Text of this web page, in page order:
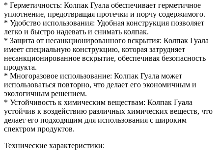
* Герметичность: Колпак Гуала обеспечивает герметичное
уплотнение, предотвращая протечки и порчу содержимого.
* Удобство использования: Удобная конструкция позволяет
легко и быстро надевать и снимать колпак.
* Защита от несанкционированного вскрытия: Колпак Гуала
имеет специальную конструкцию, которая затрудняет
несанкционированное вскрытие, обеспечивая безопасность
продукта.
* Многоразовое использование: Колпак Гуала может
использоваться повторно, что делает его экономичным и
экологичным решением.
* Устойчивость к химическим веществам: Колпак Гуала
устойчив к воздействию различных химических веществ, что
делает его подходящим для использования с широким
спектром продуктов.
Технические характеристики: